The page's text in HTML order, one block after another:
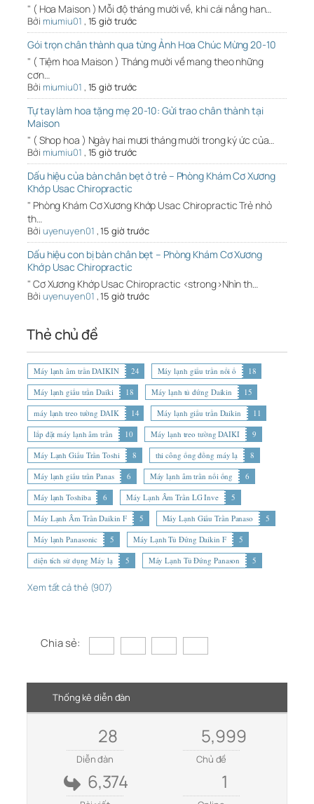
" ( Hoa Maison ) Mỗi độ tháng mười về, khi cái nắng han…
Bởi miumiu01 , 15 giờ trước
Gói trọn chân thành qua từng Ảnh Hoa Chúc Mừng 20-10
" ( Tiệm hoa Maison ) Tháng mười về mang theo những
cơn…
Bởi miumiu01 , 15 giờ trước
Tự tay làm hoa tặng mẹ 20-10: Gửi trao chân thành tại
Maison
" ( Shop hoa ) Ngày hai mươi tháng mười trong ký ức của…
Bởi miumiu01 , 15 giờ trước
Dấu hiệu của bàn chân bẹt ở trẻ – Phòng Khám Cơ Xương
Khớp Usac Chiropractic
" Phòng Khám Cơ Xương Khớp Usac Chiropractic Trẻ nhỏ
th…
Bởi uyenuyen01 ,15 giờ trước
Dấu hiệu con bị bàn chân bẹt – Phòng Khám Cơ Xương
Khớp Usac Chiropractic
" Cơ Xương Khớp Usac Chiropractic <strong>Nhìn th…
Bởi uyenuyen01 ,15 giờ trước
Thẻ chủ đề
Máy lạnh âm trần DAIKIN 24 Máy lạnh giấu trần nối ố
18
Máy lạnh giấu trần Daiki
18 Máy lạnh tủ đứng Daikin
15
máy lạnh treo tường DAIK
14 Máy lạnh giấu trần Daikin
11
lắp đặt máy lạnh âm trần
10 Máy lạnh treo tường DAIKI
9
Máy Lạnh Giấu Trần Toshi
8 thi công ống đồng máy lạ
8
Máy lạnh giấu trần Panas
6 Máy lạnh âm trần nối ống
6
Máy lạnh Toshiba
6 Máy Lạnh Âm Trần LG Inve
5
Máy Lạnh Âm Trần Daikin F
5 Máy Lạnh Giấu Trần Panaso
5
Máy lạnh Panasonic
5 Máy Lạnh Tủ Đứng Daikin F
5
diện tích sử dụng Máy lạ
5 Máy Lạnh Tủ Đứng Panason 5
Xem tất cả thẻ (907)
Chia sẻ:
Thống kê diễn đàn
28
Diễn đàn
5,999
Chủ đề
6,374 1